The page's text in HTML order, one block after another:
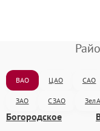
ВАО ЦАО САО
ЗАО СЗАО
Богородское